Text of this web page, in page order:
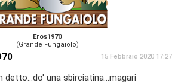
Eros1970
(Grande Fungaiolo)
15 Febbraio 2020 17:27
detto...do' una sbirciatina...magari